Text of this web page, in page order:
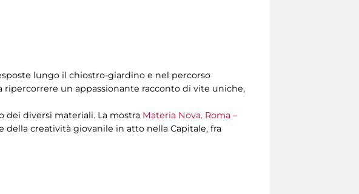
lungo il chiostro-giardino e nel percorso
un appassionante racconto di vite uniche,
dei diversi materiali. La mostra Materia Nova. Roma –
creatività giovanile in atto nella Capitale, fra